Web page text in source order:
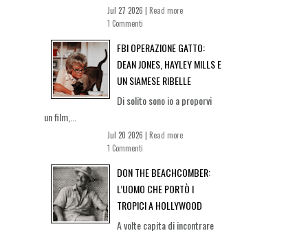
Jul 27 2026 | Read more
1 Commenti
FBI OPERAZIONE GATTO:
DEAN JONES, HAYLEY MILLS E
UN SIAMESE RIBELLE
Di solito sono io a proporvi
un film,...
Jul 20 2026 | Read more
1 Commenti
DON THE BEACHCOMBER:
L’UOMO CHE PORTÒ I
TROPICI A HOLLYWOOD
A volte capita di incontrare